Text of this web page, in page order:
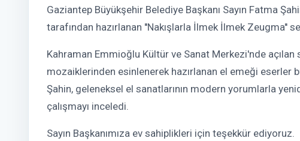
Gaziantep Büyükşehir Belediye Başkanı Sayın Fatma
tarafından hazırlanan ''Nakışlarla İlmek İlmek Zeugma''
Kahraman Emmioğlu Kültür ve Sanat Merkezi'nde açılan
mozaiklerinden esinlenerek hazırlanan el emeği eserler
Şahin, geleneksel el sanatlarının modern yorumlarla
çalışmayı inceledi.
Sayın Başkanımıza ev sahiplikleri için teşekkür ediyoruz.